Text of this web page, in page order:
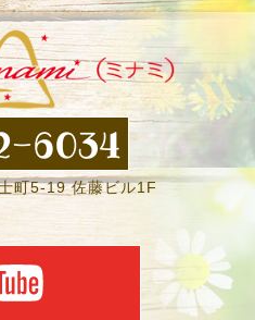
町5-19 佐藤ビル1F